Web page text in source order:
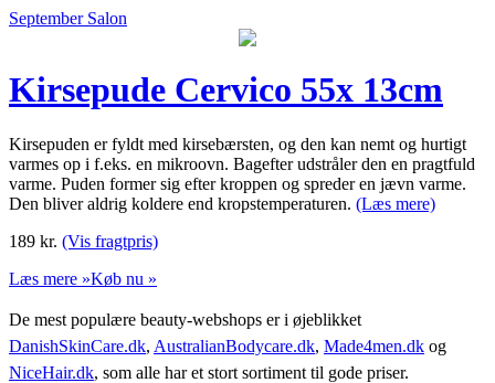
September Salon
Kirsepude Cervico 55x 13cm
Kirsepuden er fyldt med kirsebærsten, og den kan nemt og hurtigt
varmes op i f.eks. en mikroovn. Bagefter udstråler den en pragtfuld
varme. Puden former sig efter kroppen og spreder en jævn varme.
Den bliver aldrig koldere end kropstemperaturen. (Læs mere)
189 kr. (Vis fragtpris)
Læs mere »Køb nu »
De mest populære beauty-webshops er i øjeblikket
DanishSkinCare.dk, AustralianBodycare.dk, Made4men.dk og
NiceHair.dk, som alle har et stort sortiment til gode priser.